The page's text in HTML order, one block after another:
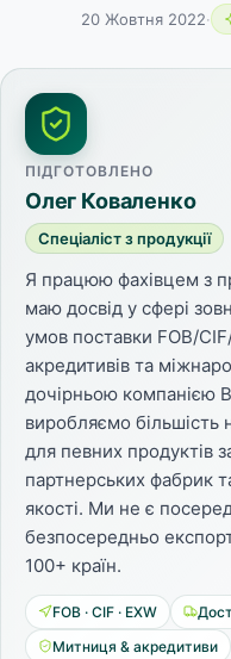
20 Жовтня 2022·
ПІДГОТОВЛЕНО
Олег Коваленко
Спеціаліст з продукції
Я працюю фахівцем з
маю досвід у сфері
умов поставки FOB/
акредитивів та
дочірньою компанією
виробляємо більшість
для певних продуктів
партнерських фабрик
якості. Ми не є
безпосередньо
100+ країн.
FOB · CIF · EXW
Митниця & акредитиви